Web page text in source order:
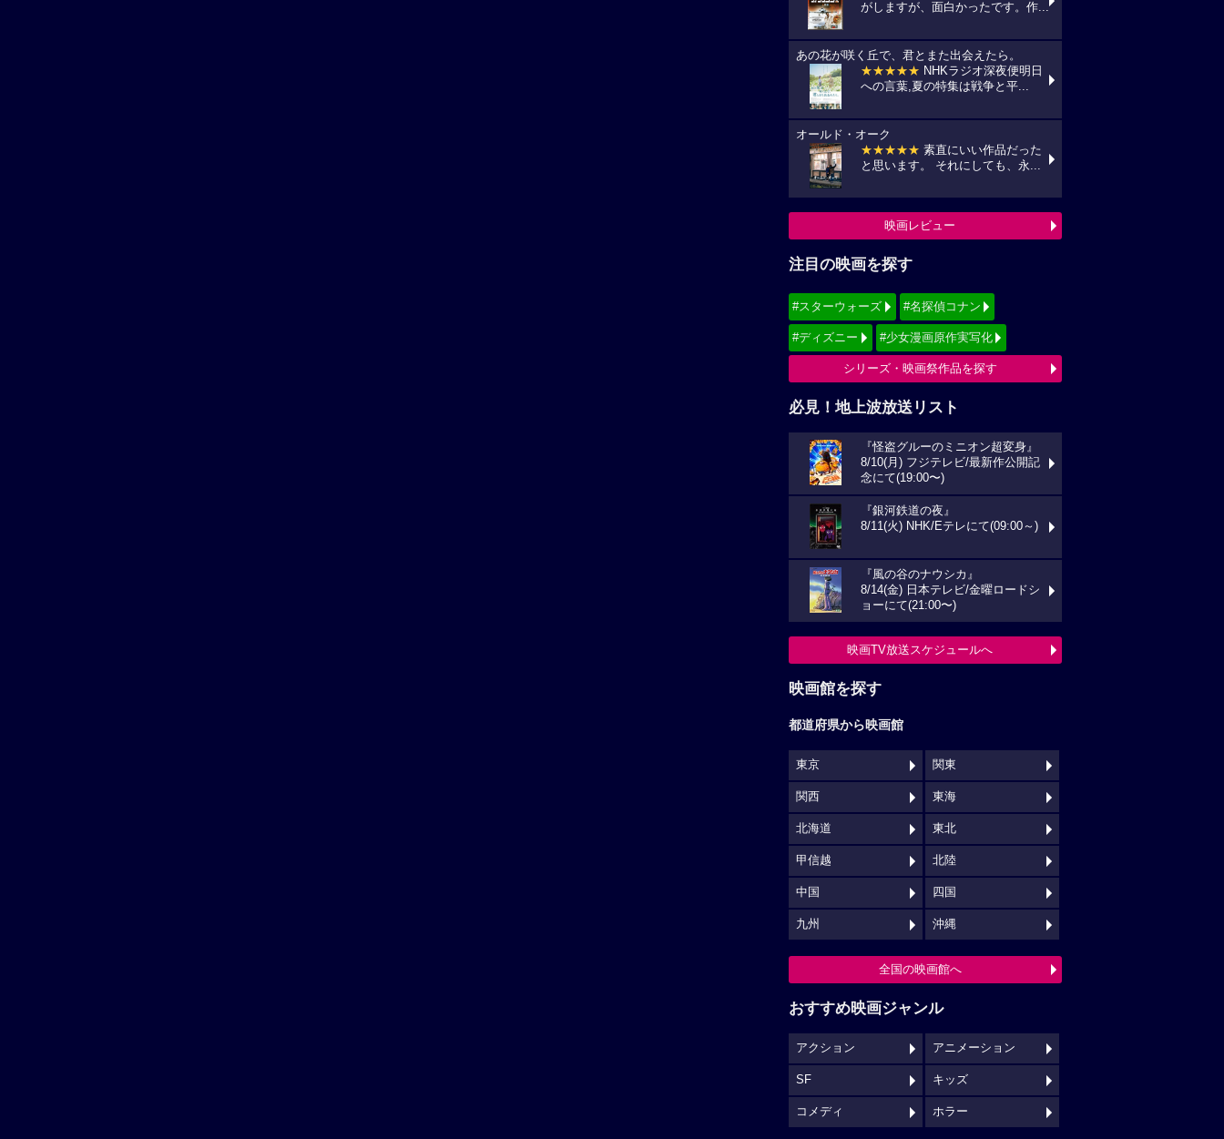
がしますが、面白かったです。作...
あの花が咲く丘で、君とまた出会えたら。
★★★★★ NHKラジオ深夜便明日
への言葉,夏の特集は戦争と平...
オールド・オーク
★★★★★ 素直にいい作品だった
と思います。 それにしても、永...
映画レビュー
注目の映画を探す
#スターウォーズ #名探偵コナン
#ディズニー #少女漫画原作実写化
シリーズ・映画祭作品を探す
必見！地上波放送リスト
『怪盗グルーのミニオン超変身』
8/10(月) フジテレビ/最新作公開記
念にて(19:00〜)
『銀河鉄道の夜』
8/11(火) NHK/Eテレにて(09:00～)
『風の谷のナウシカ』
8/14(金) 日本テレビ/金曜ロードシ
ョーにて(21:00〜)
映画TV放送スケジュールへ
映画館を探す
都道府県から映画館
東京 関東
関西 東海
北海道 東北
甲信越 北陸
中国 四国
九州 沖縄
全国の映画館へ
おすすめ映画ジャンル
アクション アニメーション
SF キッズ
コメディ ホラー